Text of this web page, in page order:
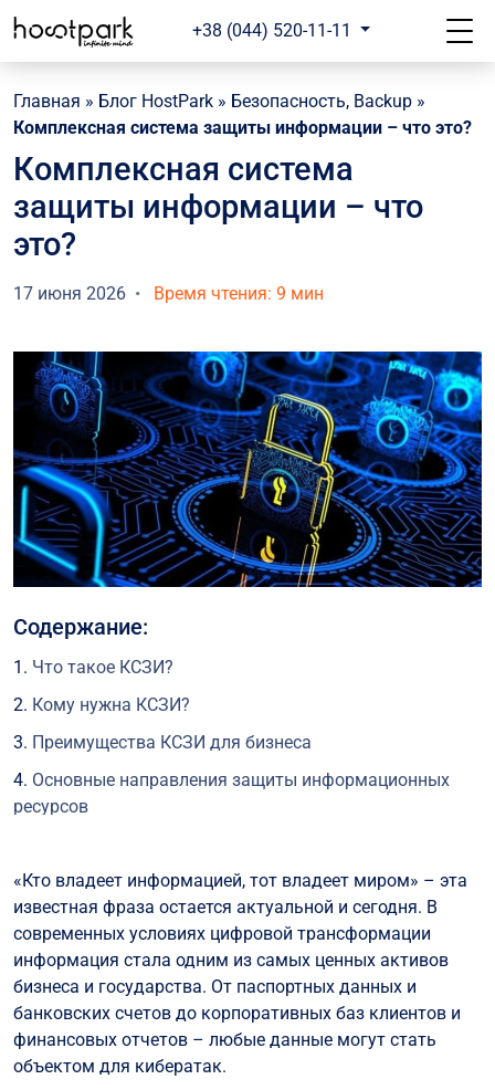
+38 (044) 520-11-11
Главная » Блог HostPark » Безопасность, Backup »
Комплексная система защиты информации – что это?
Комплексная система
защиты информации – что
это?
17 июня 2026 Время чтения: 9 мин
Содержание:
Что такое КСЗИ?
Кому нужна КСЗИ?
Преимущества КСЗИ для бизнеса
Основные направления защиты информационных
ресурсов
Инженерно-технические мероприятия
Программно-аппаратные средства
Криптографическая защита
Этапы построения КСЗИ
Аттестация КСЗИ
Вывод
«Кто владеет информацией, тот владеет миром» – эта
известная фраза остается актуальной и сегодня. В
современных условиях цифровой трансформации
информация стала одним из самых ценных активов
бизнеса и государства. От паспортных данных и
банковских счетов до корпоративных баз клиентов и
финансовых отчетов – любые данные могут стать
объектом для кибератак.